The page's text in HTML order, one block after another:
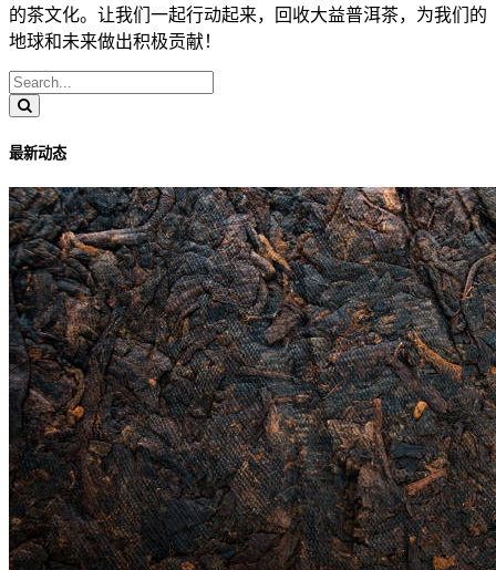
的茶文化。让我们一起行动起来，回收大益普洱茶，为我们的
地球和未来做出积极贡献！
最新动态